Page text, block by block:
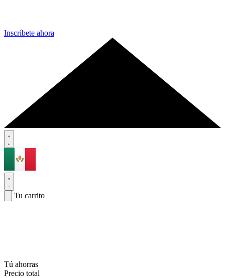
Inscríbete ahora
Tu carrito
Tú ahorras
Precio total